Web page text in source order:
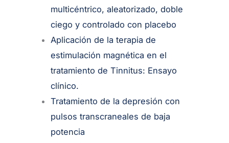
multicéntrico, aleatorizado, doble
ciego y controlado con placebo
Aplicación de la terapia de
estimulación magnética en el
tratamiento de Tinnitus: Ensayo
clínico.
Tratamiento de la depresión con
pulsos transcraneales de baja
potencia